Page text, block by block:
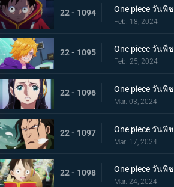
22 - 1094
Feb. 18, 2024
22 - 1095
Feb. 25, 2024
22 - 1096
Mar. 03, 2024
22 - 1097
Mar. 17, 2024
22 - 1098
Mar. 24, 2024